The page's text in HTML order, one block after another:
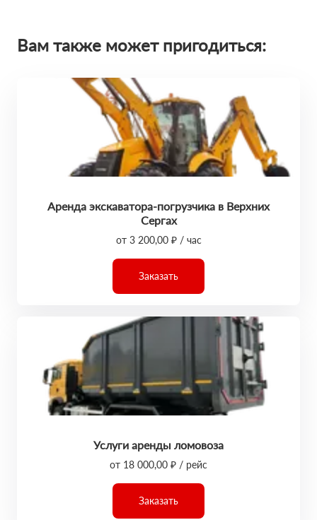
Вам также может пригодиться:
Аренда экскаватора-погрузчика в Верхних
Сергах
от 3 200,00 ₽ / час
Заказать
Услуги аренды ломовоза
от 18 000,00 ₽ / рейс
Заказать